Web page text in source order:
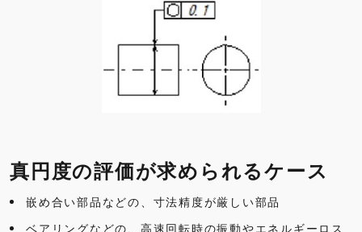
真円度の評価が求められるケース
嵌め合い部品などの、寸法精度が厳しい部品
ベアリングなどの、高速回転時の振動やエネルギーロス